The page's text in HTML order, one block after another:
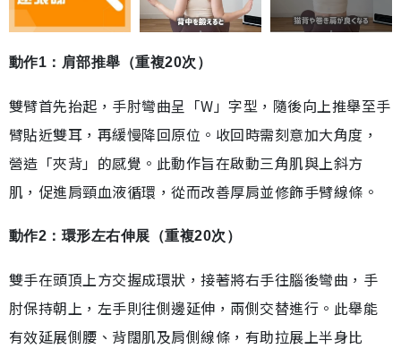
動作1：肩部推舉（重複20次）
雙臂首先抬起，手肘彎曲呈「W」字型，隨後向上推舉至手
臂貼近雙耳，再緩慢降回原位。收回時需刻意加大角度，
營造「夾背」的感覺。此動作旨在啟動三角肌與上斜方
肌，促進肩頸血液循環，從而改善厚肩並修飾手臂線條。
動作2：環形左右伸展（重複20次）
雙手在頭頂上方交握成環狀，接著將右手往腦後彎曲，手
肘保持朝上，左手則往側邊延伸，兩側交替進行。此舉能
有效延展側腰、背闊肌及肩側線條，有助拉展上半身比